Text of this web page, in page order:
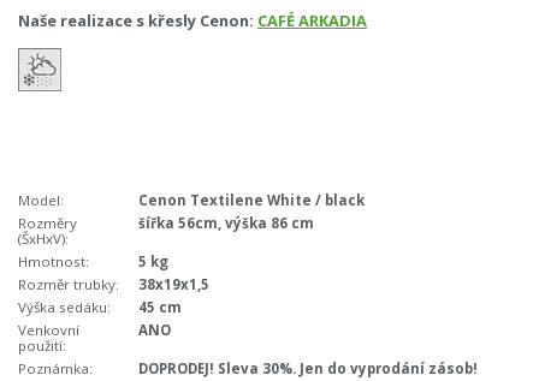
Naše realizace s křesly Cenon: CAFÉ ARKADIA
Model:
Cenon Textilene White / black
Rozměry
(ŠxHxV):
šířka 56cm, výška 86 cm
Hmotnost:
5 kg
Rozměr trubky:
38x19x1,5
Výška sedáku:
45 cm
Venkovní
použití:
ANO
Poznámka:
DOPRODEJ! Sleva 30%. Jen do vyprodání zásob!